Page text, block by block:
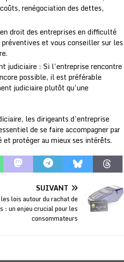
renégociation des dettes,
droit des entreprises en difficulté
et vous conseiller sur les
judiciaire : Si l’entreprise rencontre
possible, il est préférable
judiciaire plutôt qu’une
les dirigeants d’entreprise
de se faire accompagner par
protéger au mieux ses intérêts.
SUIVANT
lois autour du rachat de
: un enjeu crucial pour les
consommateurs